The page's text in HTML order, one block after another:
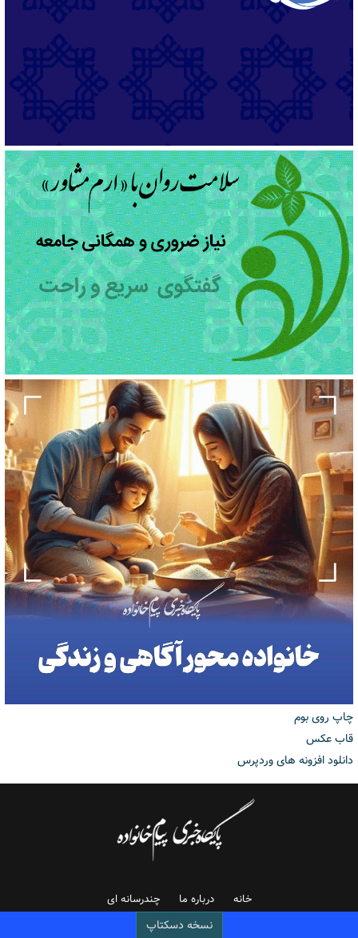
چاپ روی بوم
قاب عکس
دانلود افزونه های وردپرس
خانه درباره ما چندرسانه ای
نسخه دسکتاپ